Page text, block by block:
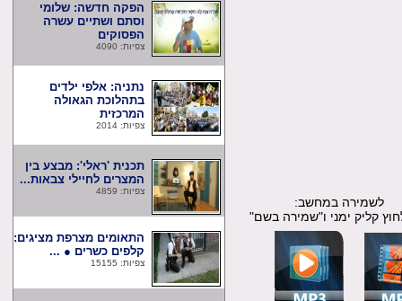
במחשב:
קליק ימני ו"שמירה בשם"
הפקה חדשה: שלומי
וסתם ושתיים עשרה
הפסוקים
צפיות: 4090
נתניה: אלפי ילדים
בתהלוכת הגאולה
המרכזית
צפיות: 2014
תכנית 'ראלי': מבצע בין
המצרים לחיילי צבאות...
צפיות: 4859
התאומים מצרפת מציגים:
קלפים כשרים ● ...
צפיות: 15155